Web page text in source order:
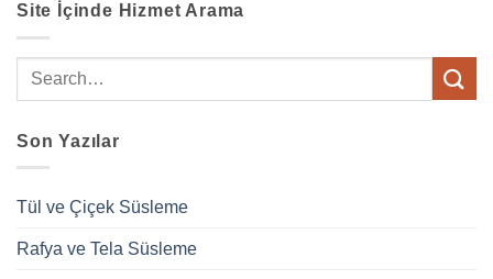
Site İçinde Hizmet Arama
Son Yazılar
Tül ve Çiçek Süsleme
Rafya ve Tela Süsleme